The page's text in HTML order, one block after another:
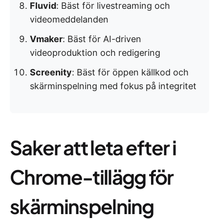
Fluvid: Bäst för livestreaming och
videomeddelanden
Vmaker: Bäst för AI-driven
videoproduktion och redigering
Screenity: Bäst för öppen källkod och
skärminspelning med fokus på integritet
Saker att leta efter i
Chrome-tillägg för
skärminspelning